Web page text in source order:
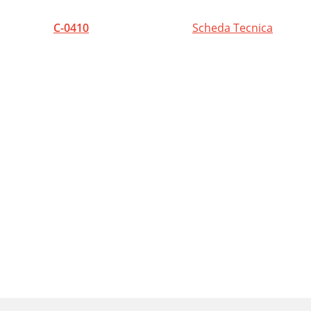
C-0410 Scheda Tecnica